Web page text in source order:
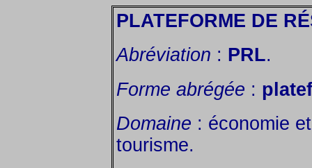
PLATEFORME DE
Abréviation : PRL.
Forme abrégée :
Domaine : économie
tourisme.